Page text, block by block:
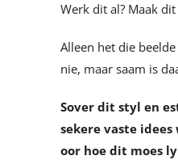
Werk dit al? Maak dit
Alleen het die
nie, maar saam is
Sover dit styl en
sekere vaste
oor hoe dit moes